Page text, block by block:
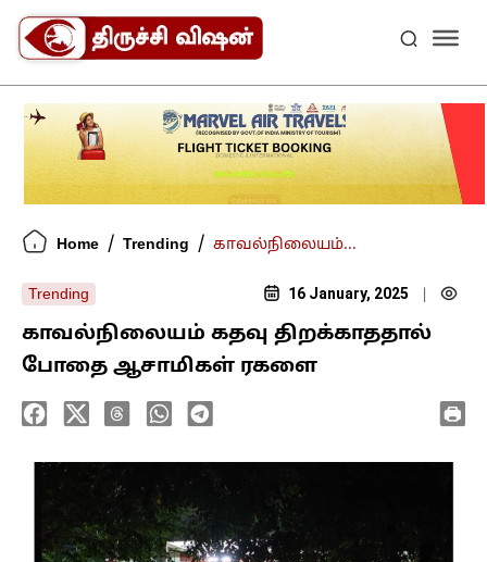
Home / Trending / காவல்நிலையம்...
Trending 16 January, 2025
காவல்நிலையம் கதவு திறக்காததால்
போதை ஆசாமிகள் ரகளை